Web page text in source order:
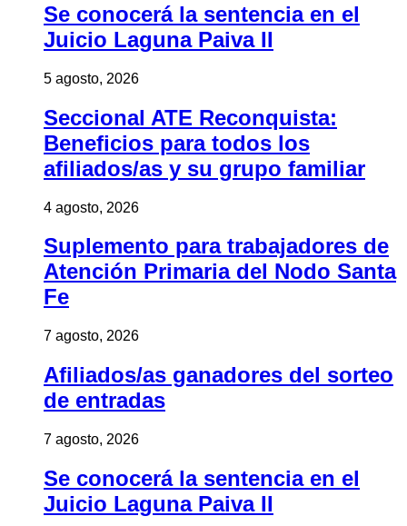
Se conocerá la sentencia en el
Juicio Laguna Paiva II
5 agosto, 2026
Seccional ATE Reconquista:
Beneficios para todos los
afiliados/as y su grupo familiar
4 agosto, 2026
Suplemento para trabajadores de
Atención Primaria del Nodo Santa
Fe
7 agosto, 2026
Afiliados/as ganadores del sorteo
de entradas
7 agosto, 2026
Se conocerá la sentencia en el
Juicio Laguna Paiva II